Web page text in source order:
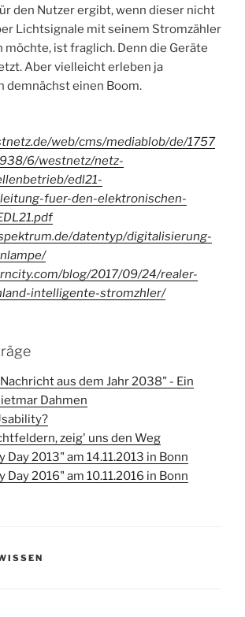
den Nutzer ergibt, wenn dieser nicht
Lichtsignale mit seinem Stromzähler
möchte, ist fraglich. Denn die Geräte
Aber vielleicht erleben ja
demnächst einen Boom.
web/cms/mediablob/de/1757
6/westnetz/netz-
edl21-
fuer-den-elektronischen-
datentyp/digitalisierung-
blog/2017/09/24/realer-
intelligente-stromzhler/
aus dem Jahr 2038" - Ein
Dahmen
zeig' uns den Weg
2013" am 14.11.2013 in Bonn
Day 2016" am 10.11.2016 in Bonn